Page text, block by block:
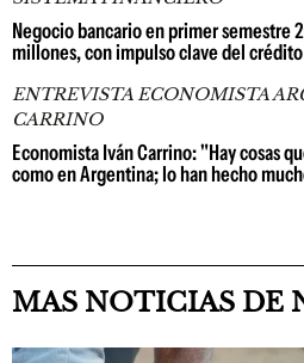
Negocio bancario en primer semestre
millones, con impulso clave del
ENTREVISTA ECONOMISTA
CARRINO
Economista Iván Carrino: "Hay cosas
como en Argentina; lo han hecho
MAS NOTICIAS DE